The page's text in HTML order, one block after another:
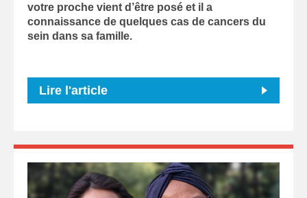
votre proche vient d’être posé et il a
connaissance de quelques cas de cancers du
sein dans sa famille.
Lire l'article